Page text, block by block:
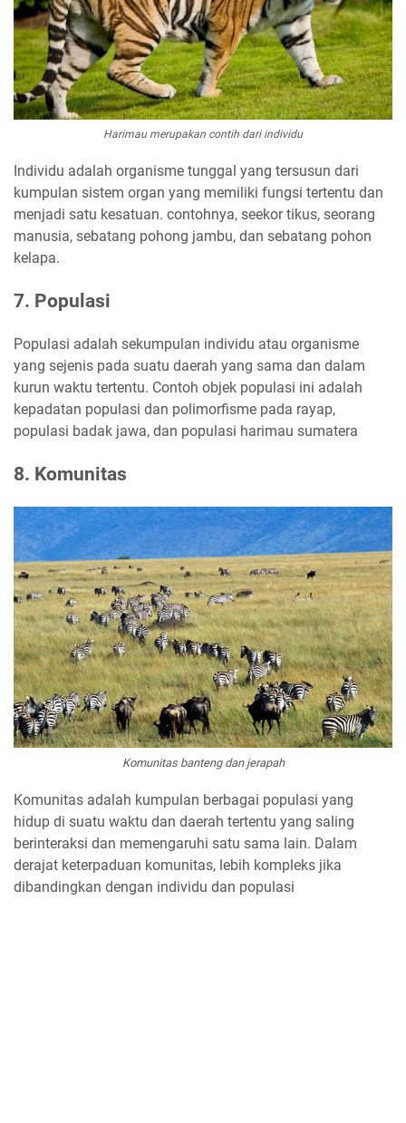
Harimau merupakan contih dari individu
Individu adalah organisme tunggal yang tersusun dari
kumpulan sistem organ yang memiliki fungsi tertentu dan
menjadi satu kesatuan. contohnya, seekor tikus, seorang
manusia, sebatang pohong jambu, dan sebatang pohon
kelapa.
7. Populasi
Populasi adalah sekumpulan individu atau organisme
yang sejenis pada suatu daerah yang sama dan dalam
kurun waktu tertentu. Contoh objek populasi ini adalah
kepadatan populasi dan polimorfisme pada rayap,
populasi badak jawa, dan populasi harimau sumatera
8. Komunitas
Komunitas banteng dan jerapah
Komunitas adalah kumpulan berbagai populasi yang
hidup di suatu waktu dan daerah tertentu yang saling
berinteraksi dan memengaruhi satu sama lain. Dalam
derajat keterpaduan komunitas, lebih kompleks jika
dibandingkan dengan individu dan populasi